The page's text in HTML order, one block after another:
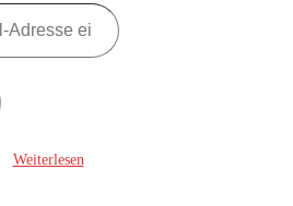
Weiterlesen